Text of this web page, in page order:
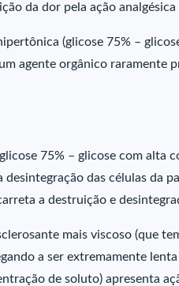
da dor pela ação
(glicose 75% –
agente orgânico raramente
75% – glicose com alta
desintegração das células da
a destruição e
mais viscoso (que
a ser extremamente
de soluto) apresenta